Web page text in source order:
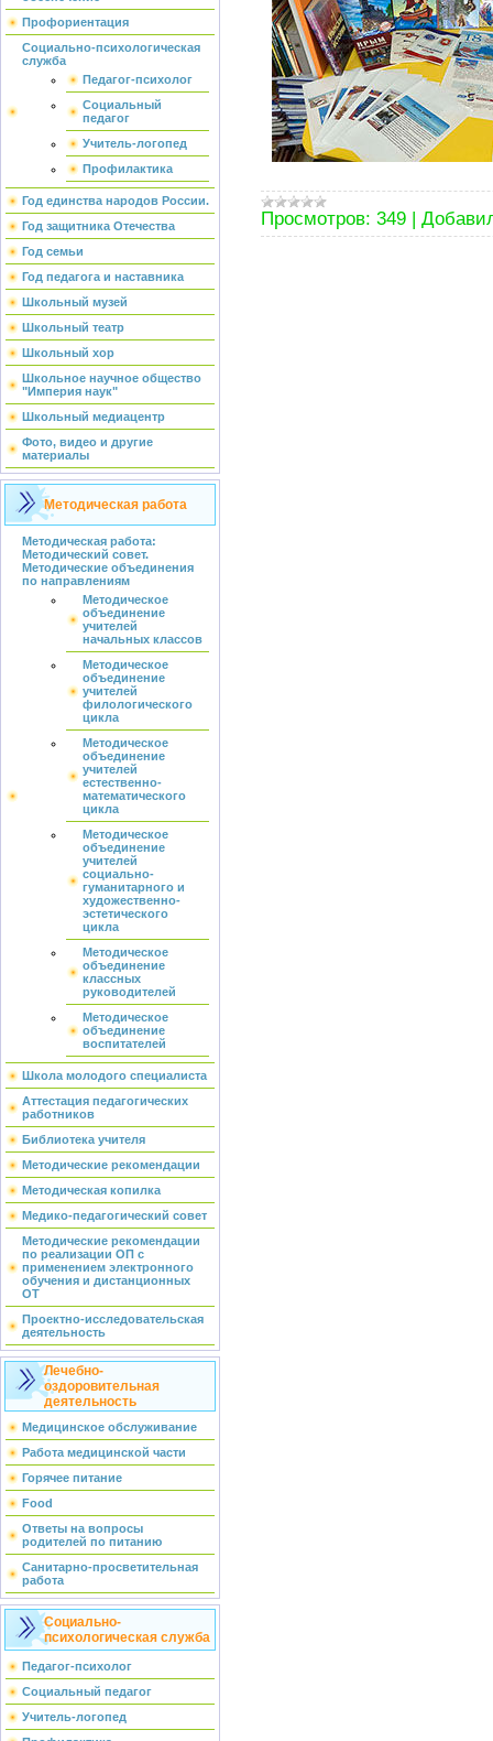
Профориентация
Социально-психологическая
служба
Педагог-психолог
Социальный
педагог
Учитель-логопед
Профилактика
Год единства народов России.
Год защитника Отечества
Год семьи
Год педагога и наставника
Школьный музей
Школьный театр
Школьный хор
Школьное научное общество
"Империя наук"
Школьный медиацентр
Фото, видео и другие
материалы
Методическая работа
Методическая работа:
Методический совет.
Методические объединения
по направлениям
Методическое
объединение
учителей
начальных классов
Методическое
объединение
учителей
филологического
цикла
Методическое
объединение
учителей
естественно-
математического
цикла
Методическое
объединение
учителей
социально-
гуманитарного и
художественно-
эстетического
цикла
Методическое
объединение
классных
руководителей
Методическое
объединение
воспитателей
Школа молодого специалиста
Аттестация педагогических
работников
Библиотека учителя
Методические рекомендации
Методическая копилка
Медико-педагогический совет
Методические рекомендации
по реализации ОП с
применением электронного
обучения и дистанционных
ОТ
Проектно-исследовательская
деятельность
Лечебно-
оздоровительная
деятельность
Медицинское обслуживание
Работа медицинской части
Горячее питание
Food
Ответы на вопросы
родителей по питанию
Санитарно-просветительная
работа
Социально-
психологическая служба
Педагог-психолог
Социальный педагог
Учитель-логопед
Просмотров: 349 |